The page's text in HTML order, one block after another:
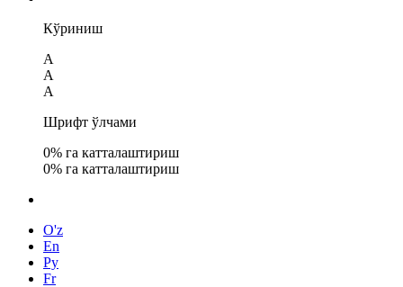
Кўриниш
A
A
A
Шрифт ўлчами
0% га катталаштириш
0% га катталаштириш
O'z
En
Ру
Fr